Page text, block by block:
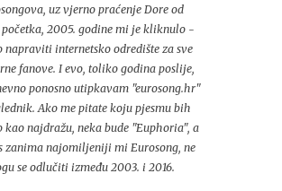
uz vjerno praćenje Dore od
početka, 2005. godine mi je kliknulo -
napraviti internetsko odredište za sve
fanove. I evo, toliko godina poslije,
ponosno utipkavam "eurosong.hr"
Ako me pitate koju pjesmu bih
najdražu, neka bude "Euphoria", a
zanima najomiljeniji mi Eurosong, ne
se odlučiti između 2003. i 2016.